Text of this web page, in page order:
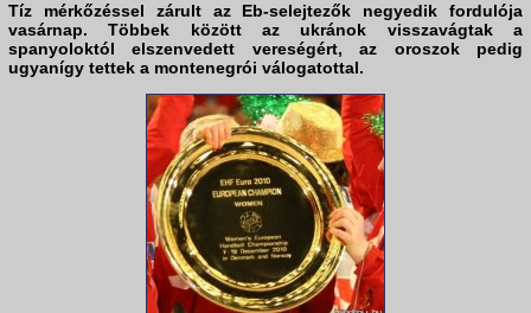
Tíz mérkőzéssel zárult az Eb-selejtezők negyedik fordulója
vasárnap. Többek között azukránok visszavágtak a
spanyoloktól elszenvedett vereségért, az oroszokpedig
ugyanígy tettek a montenegrói válogatottal.